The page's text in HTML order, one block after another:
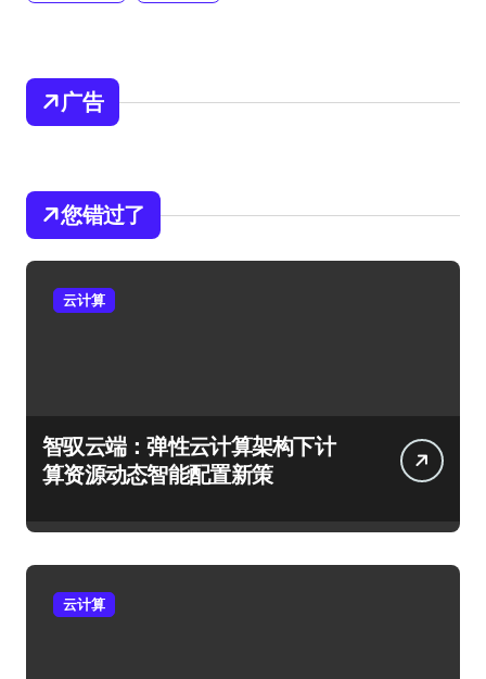
广告
您错过了
云计算
智驭云端：弹性云计算架构下计
算资源动态智能配置新策
云计算